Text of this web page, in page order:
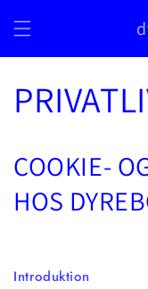
content
COOKIE-
HOS
Introduktion